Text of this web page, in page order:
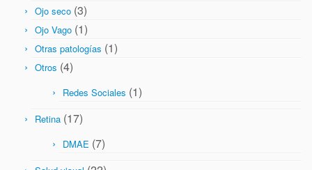
Ojo seco (3)
Ojo Vago (1)
Otras patologías (1)
Otros (4)
Redes Sociales (1)
Retina (17)
DMAE (7)